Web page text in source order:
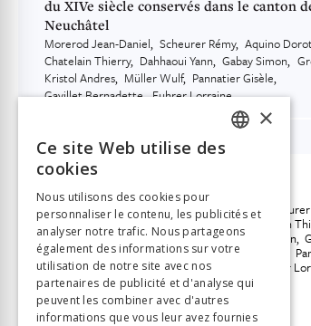
du XIVe siècle conservés dans le canton
Neuchâtel
Morerod Jean-Daniel Scheurer Rémy Aquino
Chatelain Thierry Dahhaoui Yann Gabay Simon
Kristol Andres Müller Wulf Pannatier Gisèle
Gavillet Bernadette Fuhrer Lorraine
Auteur Morerod Jean-Daniel
Aquino Dorothée Chatelain
Dahhaoui Yann Gabay Simon
Kristol Andres Müller Wulf
Gavillet Bernadette
Fuhrer
Éditeur
Alphil
ISBN
9782889304646
ITALIAN
×
Ce site Web utilise des
cookies
Nous utilisons des cookies pour
personnaliser le contenu, les publicités et
analyser notre trafic. Nous partageons
également des informations sur votre
utilisation de notre site avec nos
partenaires de publicité et d'analyse qui
peuvent les combiner avec d'autres
informations que vous leur avez fournies